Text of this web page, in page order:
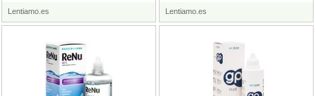
Lentiamo.es Lentiamo.es